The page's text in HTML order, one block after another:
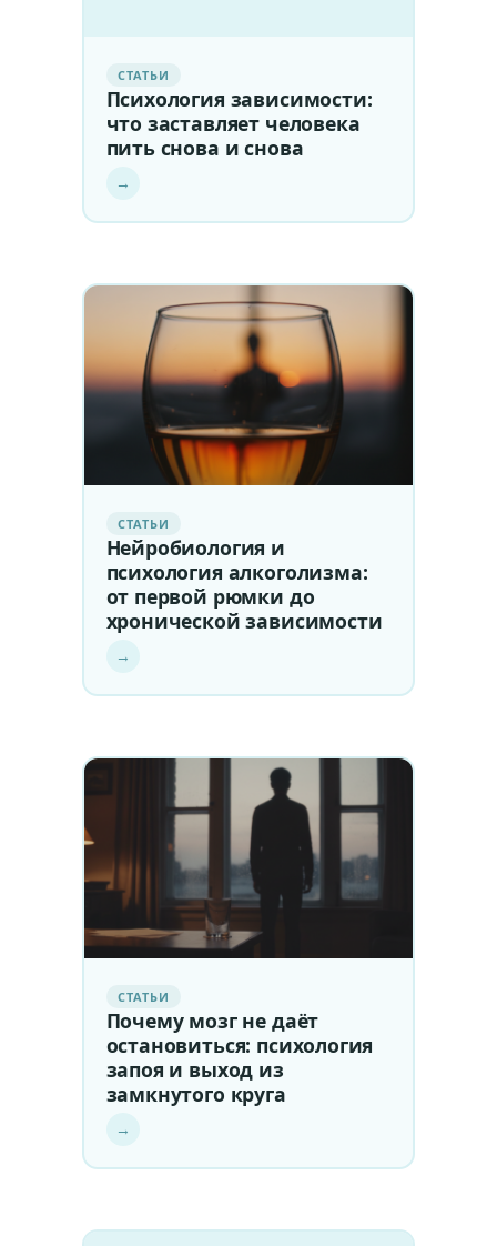
СТАТЬИ
Психология зависимости:
что заставляет человека
пить снова и снова
→
СТАТЬИ
Нейробиология и
психология алкоголизма:
от первой рюмки до
хронической зависимости
→
СТАТЬИ
Почему мозг не даёт
остановиться: психология
запоя и выход из
замкнутого круга
→